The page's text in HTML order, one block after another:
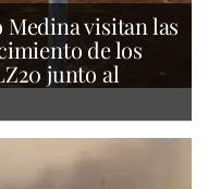
Medina visitan las
de los
junto al